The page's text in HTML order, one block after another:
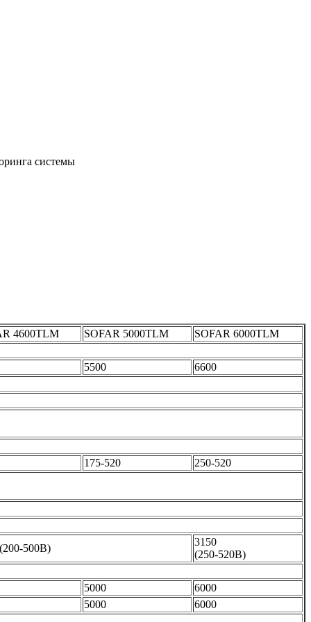
системы
4600TLM SOFAR 5000TLM
SOFAR 6000TLM
5500
6600
175-520
250-520
500В)
3150
(250-520В)
5000
6000
5000
6000